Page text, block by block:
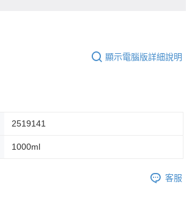
顯示電腦版詳細說明
2519141
1000ml
客服